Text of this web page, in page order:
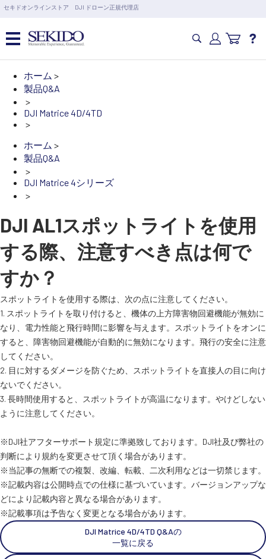
セキドオンラインストア DJI ドローン正規代理店
営業日の15時まで即日出荷
6,000円以上のご購入で送料無料！ポイント1%還元 >>
カメラドローン・生活家電
カメラ・スタビライザー
業務用ドローン・業務関連製品
水中ドローン(ROV)・水中スクーター
RC・ロボット部品
講習会･国家資格･WEBセミナー
スペシャルコンテンツ
サポート・Q&A / 法人・学生のお客様
取扱店舗一覧
コーポレートサイト
SEKIDO 会社概要
ホーム >
製品Q&A
>
DJI Matrice 4D/4TD
>
ホーム >
製品Q&A
>
DJI Matrice 4シリーズ
>
DJI AL1スポットライトを使用
する際、注意すべき点は何で
すか？
スポットライトを使用する際は、次の点に注意してください。
1. スポットライトを取り付けると、機体の上方障害物回避機能が無効に
なり、電力性能と飛行時間に影響を与えます。スポットライトをオンに
すると、障害物回避機能が自動的に無効になります。飛行の安全に注意
してください。
2. 目に対するダメージを防ぐため、スポットライトを直接人の目に向け
ないでください。
3. 長時間使用すると、スポットライトが高温になります。やけどしない
ように注意してください。
※DJI社アフターサポート規定に準拠致しております。DJI社及び弊社の
判断により規約を変更させて頂く場合があります。
※当記事の無断での複製、改編、転載、二次利用などは一切禁じます。
※記載内容は公開時点での仕様に基づいています。バージョンアップな
どにより記載内容と異なる場合があります。
※記載事項は予告なく変更となる場合があります。
DJI Matrice 4D/4TD Q&Aの
一覧に戻る